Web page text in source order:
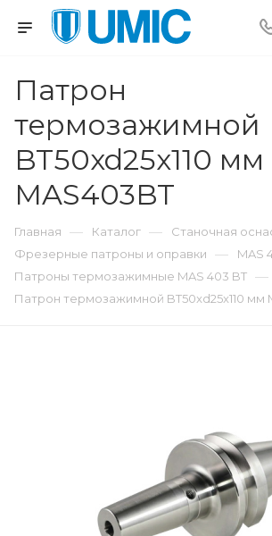
Патрон
термозажимной
BT50xd25x110 мм
MAS403BT
Главная — Каталог — Станочная
Фрезерные патроны и оправки — MAS
Патроны термозажимные MAS 403 BT —
Патрон термозажимной BT50xd25x110 мм